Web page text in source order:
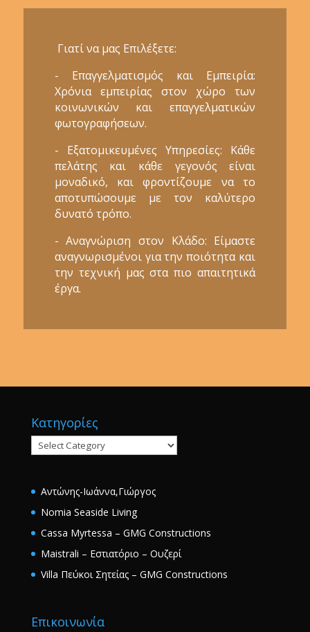
Γιατί να μας Επιλέξετε:
- Επαγγελματισμός και Εμπειρία:
Χρόνια εμπειρίας στον χώρο των
κοινωνικών και επαγγελματικών
φωτογραφήσεων.
- Εξατομικευμένες Υπηρεσίες: Κάθε
πελάτης και κάθε γεγονός είναι
μοναδικό, και φροντίζουμε να το
αποτυπώσουμε με τον καλύτερο
δυνατό τρόπο.
- Αναγνώριση στον Κλάδο: Είμαστε
αναγνωρισμένοι για την ποιότητα και
την τεχνική μας στα πιο απαιτητικά
έργα.
Κατηγορίες
Κατηγορίες
Αντώνης-Ιωάννα,Γιώργος
Nomia Seaside Living
Cassa Myrtessa – GMG Constructions
Maistrali – Εστιατόριο – Ουζερί
Villa Πεύκοι Σητείας – GMG Constructions
Επικοινωνία